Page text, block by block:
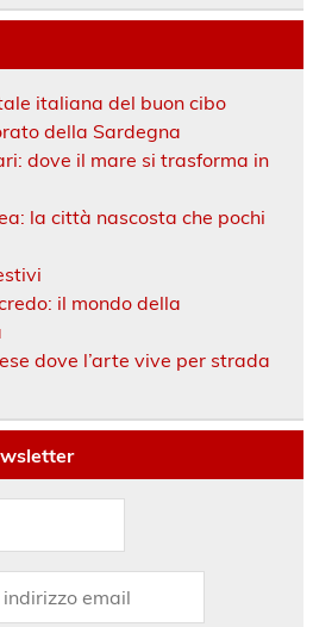
italiana del buon cibo
della Sardegna
dove il mare si trasforma in
la città nascosta che pochi
il mondo della
dove l’arte vive per strada